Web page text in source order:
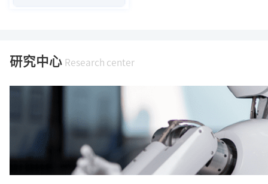
研究中心 Research center